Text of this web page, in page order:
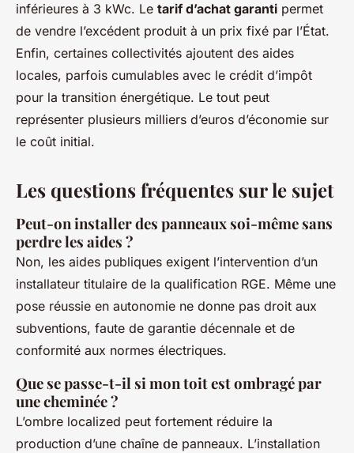
inférieures à 3 kWc. Le tarif d’achat garanti permet
de vendre l’excédent produit à un prix fixé par l’État.
Enfin, certaines collectivités ajoutent des aides
locales, parfois cumulables avec le crédit d’impôt
pour la transition énergétique. Le tout peut
représenter plusieurs milliers d’euros d’économie sur
le coût initial.
Les questions fréquentes sur le sujet
Peut-on installer des panneaux soi-même sans
perdre les aides ?
Non, les aides publiques exigent l’intervention d’un
installateur titulaire de la qualification RGE. Même une
pose réussie en autonomie ne donne pas droit aux
subventions, faute de garantie décennale et de
conformité aux normes électriques.
Que se passe-t-il si mon toit est ombragé par
une cheminée ?
L’ombre localized peut fortement réduire la
production d’une chaîne de panneaux. L’installation